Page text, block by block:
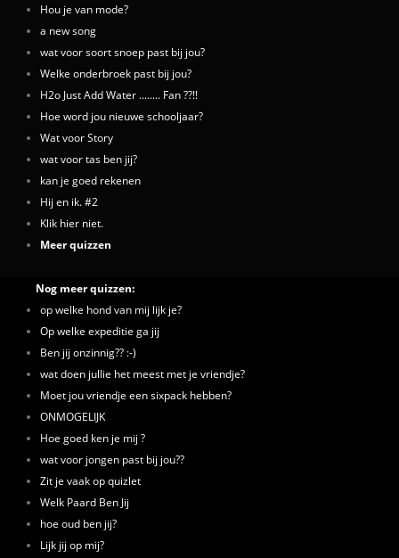
Hou je van mode?
a new song
wat voor soort snoep past bij jou?
Welke onderbroek past bij jou?
H2o Just Add Water ........ Fan ??!!
Hoe word jou nieuwe schooljaar?
Wat voor Story
wat voor tas ben jij?
kan je goed rekenen
Hij en ik. #2
Klik hier niet.
Meer quizzen
Nog meer quizzen:
op welke hond van mij lijk je?
Op welke expeditie ga jij
Ben jij onzinnig?? :-)
wat doen jullie het meest met je vriendje?
Moet jou vriendje een sixpack hebben?
ONMOGELIJK
Hoe goed ken je mij ?
wat voor jongen past bij jou??
Zit je vaak op quizlet
Welk Paard Ben Jij
hoe oud ben jij?
Lijk jij op mij?